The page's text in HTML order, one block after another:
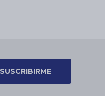
SUSCRIBIRME